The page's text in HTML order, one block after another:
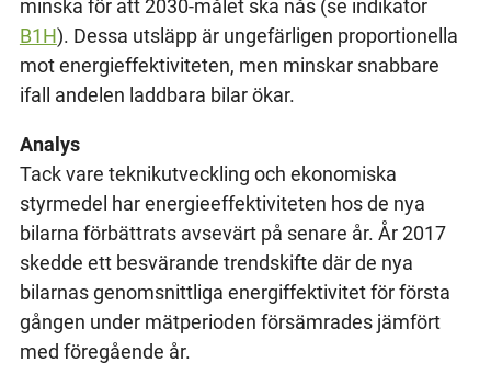
minska för att 2030-målet ska nås (se indikator
B1H). Dessa utsläpp är ungefärligen proportionella
mot energieffektiviteten, men minskar snabbare
ifall andelen laddbara bilar ökar.
Analys
Tack vare teknikutveckling och ekonomiska
styrmedel har energieeffektiviteten hos de nya
bilarna förbättrats avsevärt på senare år. År 2017
skedde ett besvärande trendskifte där de nya
bilarnas genomsnittliga energiffektivitet för första
gången under mätperioden försämrades jämfört
med föregående år.